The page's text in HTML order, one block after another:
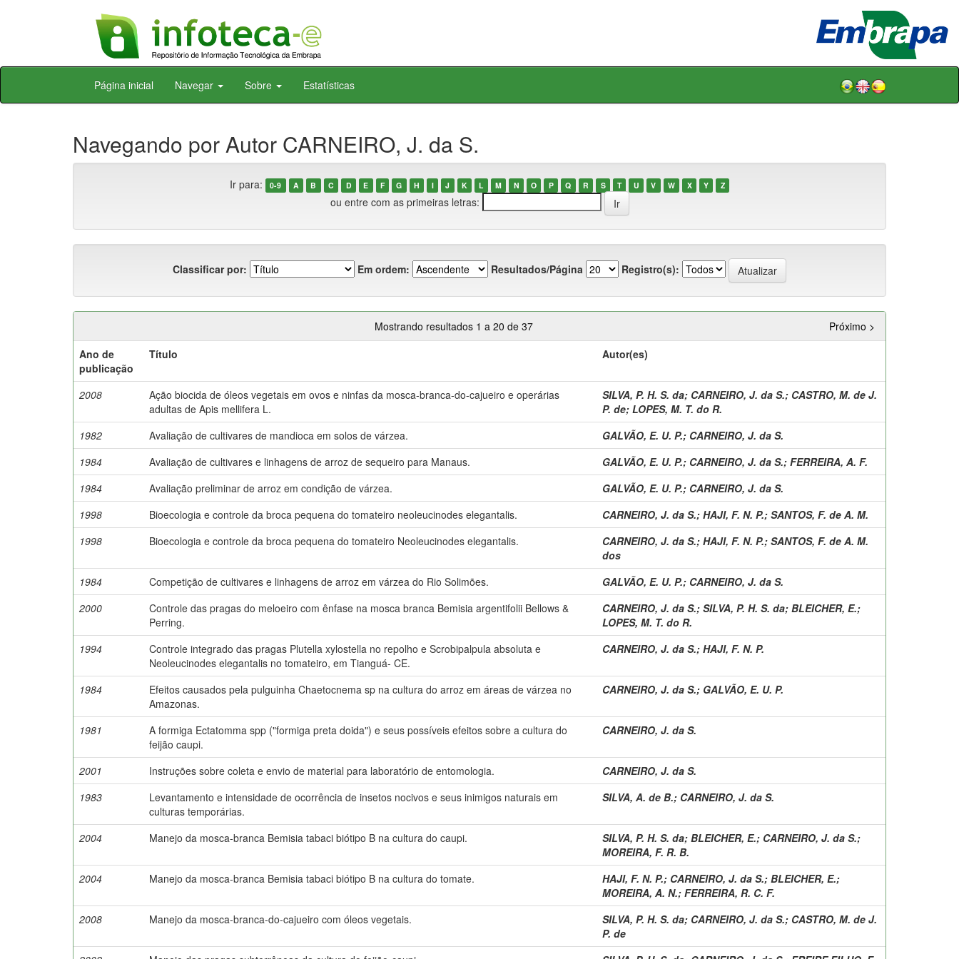
Skip
Página inicial Navegar Sobre Estatísticas
Navegando por Autor CARNEIRO, J. da S.
Ir para: 0-9 A B C D E F G H I J K L M N O P Q R S T U V W X Y Z
ou entre com as primeiras letras:
Classificar por: Em ordem: Resultados/Página Registro(s):
Mostrando resultados 1 a 20 de 37
Próximo >
Ano de
publicação
Título Autor(es)
2008
Ação biocida de óleos vegetais em ovos e ninfas da mosca-branca-do-cajueiro e operárias
adultas de Apis mellifera L.
SILVA, P. H. S. da; CARNEIRO, J. da S.; CASTRO, M. de J.
P. de; LOPES, M. T. do R.
1982
Avaliação de cultivares de mandioca em solos de várzea. GALVÃO, E. U. P.; CARNEIRO, J. da S.
1984
Avaliação de cultivares e linhagens de arroz de sequeiro para Manaus. GALVÃO, E. U. P.; CARNEIRO, J. da S.; FERREIRA, A. F.
1984
Avaliação preliminar de arroz em condição de várzea. GALVÃO, E. U. P.; CARNEIRO, J. da S.
1998
Bioecologia e controle da broca pequena do tomateiro neoleucinodes elegantalis. CARNEIRO, J. da S.; HAJI, F. N. P.; SANTOS, F. de A. M.
1998
Bioecologia e controle da broca pequena do tomateiro Neoleucinodes elegantalis. CARNEIRO, J. da S.; HAJI, F. N. P.; SANTOS, F. de A. M.
dos
1984
Competição de cultivares e linhagens de arroz em várzea do Rio Solimões. GALVÃO, E. U. P.; CARNEIRO, J. da S.
2000
Controle das pragas do meloeiro com ênfase na mosca branca Bemisia argentifolii Bellows &
Perring.
CARNEIRO, J. da S.; SILVA, P. H. S. da; BLEICHER, E.;
LOPES, M. T. do R.
1994
Controle integrado das pragas Plutella xylostella no repolho e Scrobipalpula absoluta e
Neoleucinodes elegantalis no tomateiro, em Tianguá- CE.
CARNEIRO, J. da S.; HAJI, F. N. P.
1984
Efeitos causados pela pulguinha Chaetocnema sp na cultura do arroz em áreas de várzea no
Amazonas.
CARNEIRO, J. da S.; GALVÃO, E. U. P.
1981
A formiga Ectatomma spp ("formiga preta doida") e seus possíveis efeitos sobre a cultura do
feijão caupi.
CARNEIRO, J. da S.
2001 Instruções sobre coleta e envio de material para laboratório de entomologia.
CARNEIRO, J. da S.
1983
Levantamento e intensidade de ocorrência de insetos nocivos e seus inimigos naturais em
culturas temporárias.
SILVA, A. de B.; CARNEIRO, J. da S.
2004 Manejo da mosca-branca Bemisia tabaci biótipo B na cultura do caupi. SILVA, P. H. S. da; BLEICHER, E.; CARNEIRO, J. da S.;
MOREIRA, F. R. B.
2004
Manejo da mosca-branca Bemisia tabaci biótipo B na cultura do tomate. HAJI, F. N. P.; CARNEIRO, J. da S.; BLEICHER, E.;
MOREIRA, A. N.; FERREIRA, R. C. F.
2008
Manejo da mosca-branca-do-cajueiro com óleos vegetais. SILVA, P. H. S. da; CARNEIRO, J. da S.; CASTRO, M. de J.
P. de